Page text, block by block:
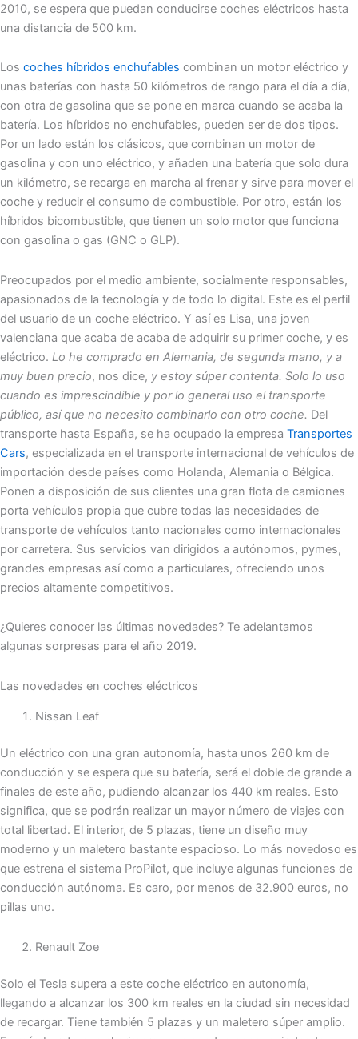
2010, se espera que puedan conducirse coches eléctricos hasta
una distancia de 500 km.
Los coches híbridos enchufables combinan un motor eléctrico y
unas baterías con hasta 50 kilómetros de rango para el día a día,
con otra de gasolina que se pone en marca cuando se acaba la
batería. Los híbridos no enchufables, pueden ser de dos tipos.
Por un lado están los clásicos, que combinan un motor de
gasolina y con uno eléctrico, y añaden una batería que solo dura
un kilómetro, se recarga en marcha al frenar y sirve para mover el
coche y reducir el consumo de combustible. Por otro, están los
híbridos bicombustible, que tienen un solo motor que funciona
con gasolina o gas (GNC o GLP).
Preocupados por el medio ambiente, socialmente responsables,
apasionados de la tecnología y de todo lo digital. Este es el perfil
del usuario de un coche eléctrico. Y así es Lisa, una joven
valenciana que acaba de acaba de adquirir su primer coche, y es
eléctrico. Lo he comprado en Alemania, de segunda mano, y a
muy buen precio, nos dice, y estoy súper contenta. Solo lo uso
cuando es imprescindible y por lo general uso el transporte
público, así que no necesito combinarlo con otro coche. Del
transporte hasta España, se ha ocupado la empresa Transportes
Cars, especializada en el transporte internacional de vehículos de
importación desde países como Holanda, Alemania o Bélgica.
Ponen a disposición de sus clientes una gran flota de camiones
porta vehículos propia que cubre todas las necesidades de
transporte de vehículos tanto nacionales como internacionales
por carretera. Sus servicios van dirigidos a autónomos, pymes,
grandes empresas así como a particulares, ofreciendo unos
precios altamente competitivos.
¿Quieres conocer las últimas novedades? Te adelantamos
algunas sorpresas para el año 2019.
Las novedades en coches eléctricos
Nissan Leaf
Un eléctrico con una gran autonomía, hasta unos 260 km de
conducción y se espera que su batería, será el doble de grande a
finales de este año, pudiendo alcanzar los 440 km reales. Esto
significa, que se podrán realizar un mayor número de viajes con
total libertad. El interior, de 5 plazas, tiene un diseño muy
moderno y un maletero bastante espacioso. Lo más novedoso es
que estrena el sistema ProPilot, que incluye algunas funciones de
conducción autónoma. Es caro, por menos de 32.900 euros, no
pillas uno.
Renault Zoe
Solo el Tesla supera a este coche eléctrico en autonomía,
llegando a alcanzar los 300 km reales en la ciudad sin necesidad
de recargar. Tiene también 5 plazas y un maletero súper amplio.